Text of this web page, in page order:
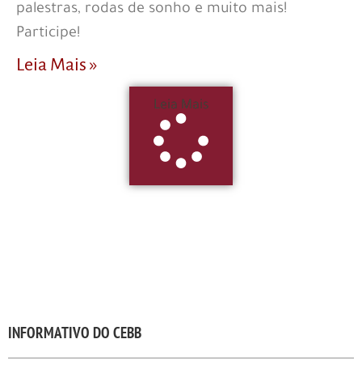
palestras, rodas de sonho e muito mais!
Participe!
Leia Mais »
Leia Mais
INFORMATIVO DO CEBB